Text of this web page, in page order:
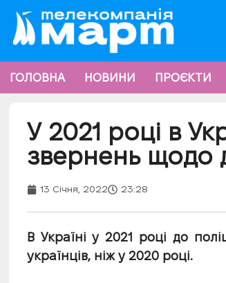
ГОЛОВНА НОВИНИ ПРОЄКТИ
У 2021 році в
звернень щодо
13 Січня, 2022 23:28
В Україні у 2021 році до
українців, ніж у 2020 році.